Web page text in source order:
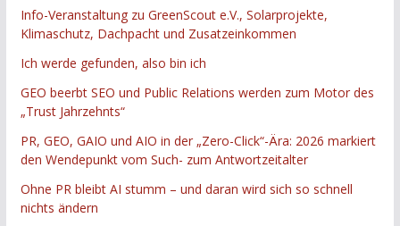
Info-Veranstaltung zu GreenScout e.V., Solarprojekte,
Klimaschutz, Dachpacht und Zusatzeinkommen
Ich werde gefunden, also bin ich
GEO beerbt SEO und Public Relations werden zum Motor des
„Trust Jahrzehnts“
PR, GEO, GAIO und AIO in der „Zero-Click“-Ära: 2026 markiert
den Wendepunkt vom Such- zum Antwortzeitalter
Ohne PR bleibt AI stumm – und daran wird sich so schnell
nichts ändern